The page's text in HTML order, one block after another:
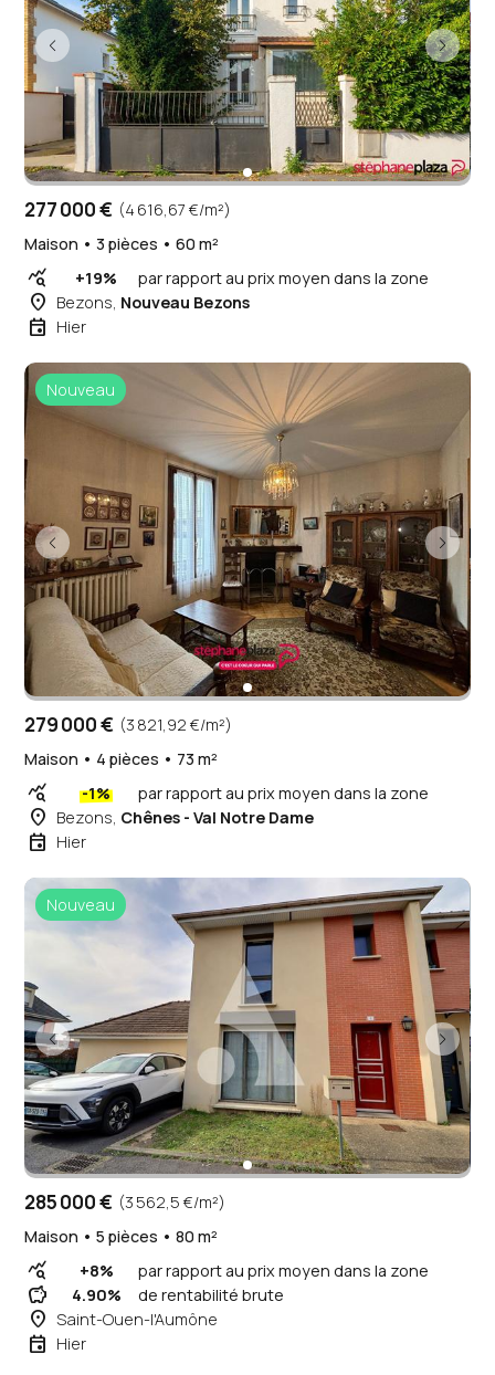
277 000 € (4 616,67 €/m²)
Maison • 3 pièces • 60 m²
query_stats +19% par rapport au prix moyen dans la zone
place Bezons, Nouveau Bezons
event Hier
Nouveau
279 000 € (3 821,92 €/m²)
Maison • 4 pièces • 73 m²
query_stats -1% par rapport au prix moyen dans la zone
place Bezons, Chênes - Val Notre Dame
event Hier
Nouveau
285 000 € (3 562,5 €/m²)
Maison • 5 pièces • 80 m²
query_stats +8% par rapport au prix moyen dans la zone
savings 4.90% de rentabilité brute
place Saint-Ouen-l'Aumône
event Hier